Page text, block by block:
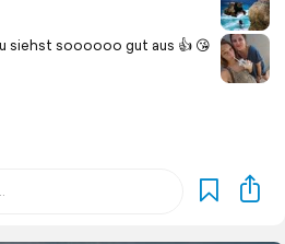
siehst soooooo gut aus 👍 😘